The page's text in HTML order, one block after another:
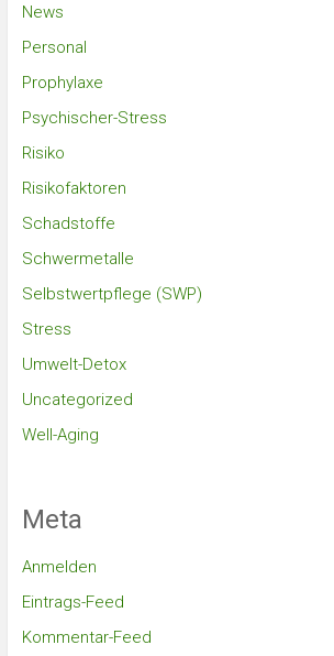
News
Personal
Prophylaxe
Psychischer-Stress
Risiko
Risikofaktoren
Schadstoffe
Schwermetalle
Selbstwertpflege (SWP)
Stress
Umwelt-Detox
Uncategorized
Well-Aging
Meta
Anmelden
Eintrags-Feed
Kommentar-Feed